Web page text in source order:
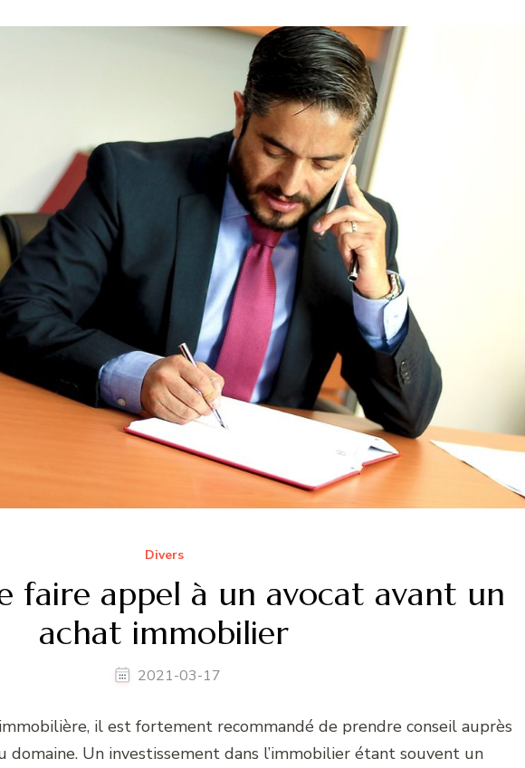
Divers
faire appel à un avocat avant un
achat immobilier
2021-03-17
il est fortement recommandé de prendre conseil auprès
domaine. Un investissement dans l’immobilier étant souvent un